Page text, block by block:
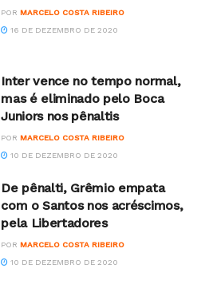
POR MARCELO COSTA RIBEIRO
16 DE DEZEMBRO DE 2020
Inter vence no tempo normal,
mas é eliminado pelo Boca
Juniors nos pênaltis
POR MARCELO COSTA RIBEIRO
10 DE DEZEMBRO DE 2020
De pênalti, Grêmio empata
com o Santos nos acréscimos,
pela Libertadores
POR MARCELO COSTA RIBEIRO
10 DE DEZEMBRO DE 2020